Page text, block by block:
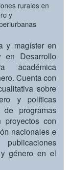
rurales en
y
y magíster en
en Desarrollo
académica
Cuenta con
sobre
y políticas
programas
proyectos con
nacionales e
género en el